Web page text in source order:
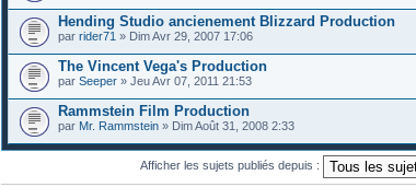
Hending Studio ancienement Blizzard Production
par rider71 » Dim Avr 29, 2007 17:06
The Vincent Vega's Production
par Seeper » Jeu Avr 07, 2011 21:53
Rammstein Film Production
par Mr. Rammstein » Dim Août 31, 2008 2:33
Afficher les sujets publiés depuis :